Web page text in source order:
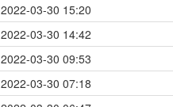
2022-03-30 15:20
2022-03-30 14:42
2022-03-30 09:53
2022-03-30 07:18